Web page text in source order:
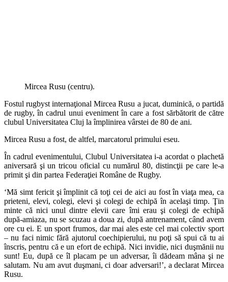
Mircea Rusu (centru).
Fostul rugbyst internaţional Mircea Rusu a jucat, duminică, o partidă
de rugby, în cadrul unui eveniment în care a fost sărbătorit de către
clubul Universitatea Cluj la împlinirea vârstei de 80 de ani.
Mircea Rusu a fost, de altfel, marcatorul primului eseu.
În cadrul evenimentului, Clubul Universitatea i-a acordat o plachetă
aniversară şi un tricou oficial cu numărul 80, distincţii pe care le-a
primit şi din partea Federaţiei Române de Rugby.
‘Mă simt fericit şi împlinit că toţi cei de aici au fost în viaţa mea, ca
prieteni, elevi, colegi, elevi şi colegi de echipă în acelaşi timp. Ţin
minte că nici unul dintre elevii care îmi erau şi colegi de echipă
după-amiaza, nu se scuzau a doua zi, după antrenament, când avem
ore cu ei. E un sport frumos, dar mai ales este cel mai colectiv sport
– nu faci nimic fără ajutorul coechipierului, nu poţi să spui că tu ai
înscris, pentru că e un efort de echipă. Nici invidie, nici duşmănii nu
sunt! Eu, după ce îl placam pe un adversar, îi dădeam mâna şi ne
salutam. Nu am avut duşmani, ci doar adversari!’, a declarat Mircea
Rusu.